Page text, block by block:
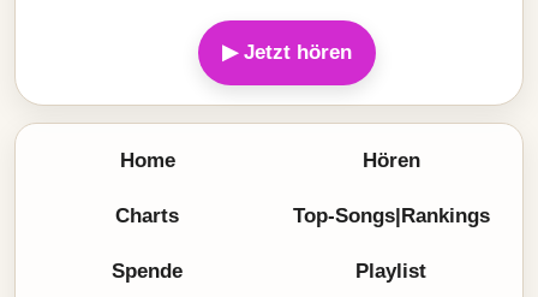
▶ Jetzt hören
Home Hören
Charts Top-Songs|Rankings
Spende Playlist